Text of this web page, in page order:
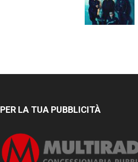
PER LA TUA PUBBLICITÀ